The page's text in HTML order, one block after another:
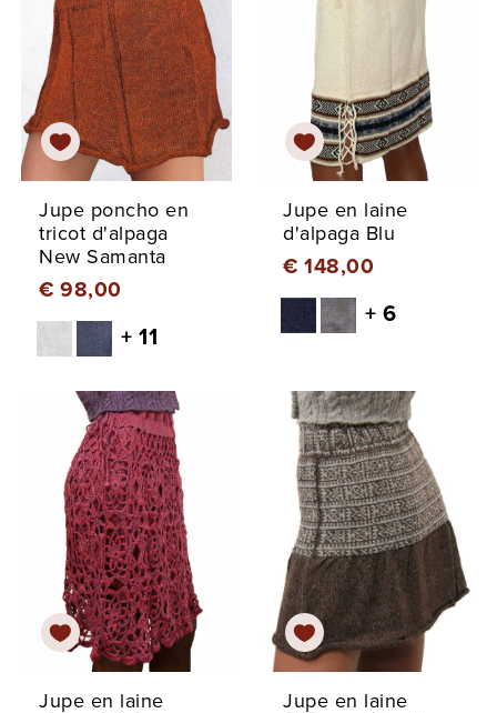
Jupe poncho en
tricot d'alpaga
New Samanta
€ 98,00
+ 11
Jupe en laine
d'alpaga Blu
€ 148,00
+ 6
Jupe en laine
Jupe en laine